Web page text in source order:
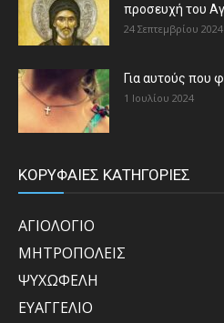
προσευχή του
24 Σεπτεμβρίου 2024
Για αυτούς που
1 Ιουλίου 2024
ΚΟΡΥΦΑΙΕΣ ΚΑΤΗΓΟΡΙΕΣ
ΑΓΙΟΛΟΓΙΟ
ΜΗΤΡΟΠΟΛΕΙΣ
ΨΥΧΩΦΕΛΗ
ΕΥΑΓΓΕΛΙΟ